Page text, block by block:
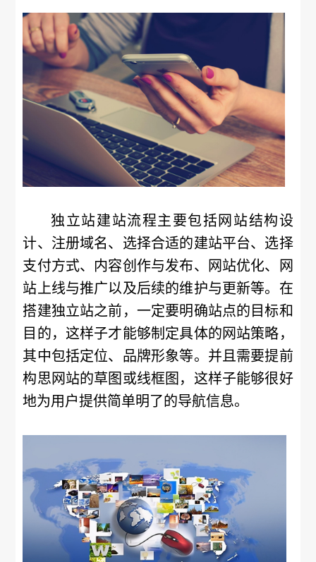
独立站建站流程主要包括网站结构设
计、注册域名、选择合适的建站平台、选择
支付方式、内容创作与发布、网站优化、网
站上线与推广以及后续的维护与更新等。在
搭建独立站之前，一定要明确站点的目标和
目的，这样子才能够制定具体的网站策略，
其中包括定位、品牌形象等。并且需要提前
构思网站的草图或线框图，这样子能够很好
地为用户提供简单明了的导航信息。